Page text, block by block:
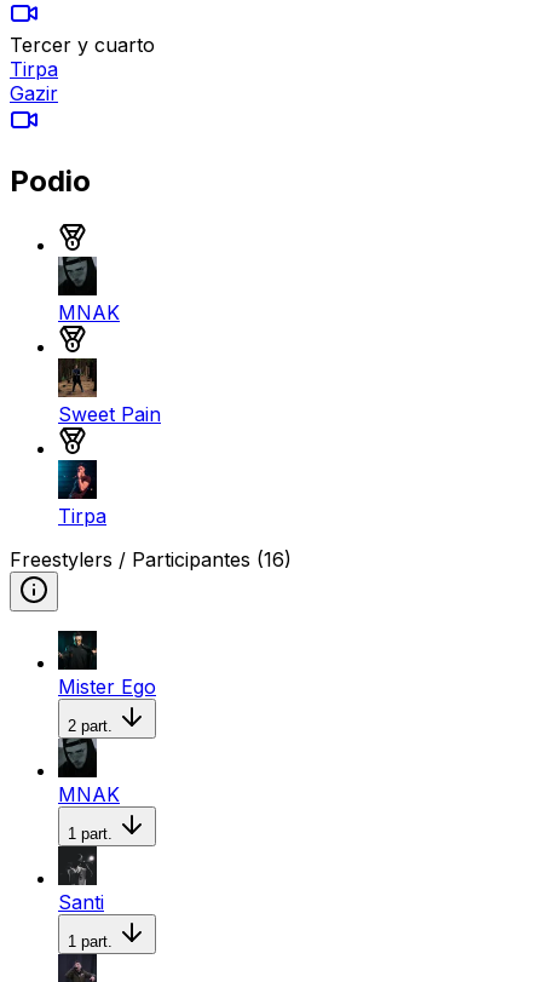
Tercer y cuarto
Tirpa
Gazir
Podio
MNAK
Sweet Pain
Tirpa
Freestylers / Participantes (16)
Mister Ego
2 part.
MNAK
1 part.
Santi
1 part.